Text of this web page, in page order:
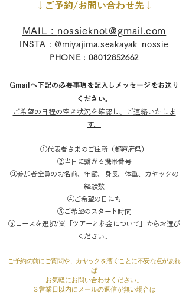
↓ご予約/お問い合わせ先↓
MAIL : nossieknot@gmail.com
INSTA : @miyajima.seakayak_nossie
PHONE :08012852662
Gmailへ下記の必要事項を記入しメッセージをお送り
ください。
ご希望の日程の空き状況を確認し、ご連絡いたしま
す。
①代表者さまのご住所（都道府県）
②当日に繋がる携帯番号
③参加者全員のお名前、年齢、身長、体重、カヤックの
経験数
④ご希望の日にち
⑤ご希望のスタート時間
⑥コースを選択/※「ツアーと料金について」からお選び
ください。
ご予約の前にご質問や、カヤックを漕ぐことに不安な点があれ
ば
お気軽にお問い合わせください。
３営業日以内にメールの返信が無い場合は